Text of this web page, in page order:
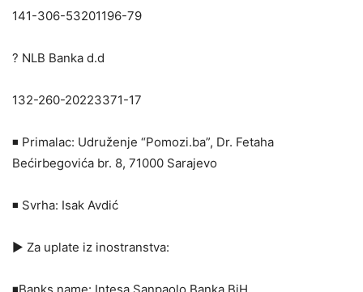
141-306-53201196-79
? NLB Banka d.d
132-260-20223371-17
◾️ Primalac: Udruženje “Pomozi.ba”, Dr. Fetaha
Bećirbegovića br. 8, 71000 Sarajevo
◾️ Svrha: Isak Avdić
▶️ Za uplate iz inostranstva: